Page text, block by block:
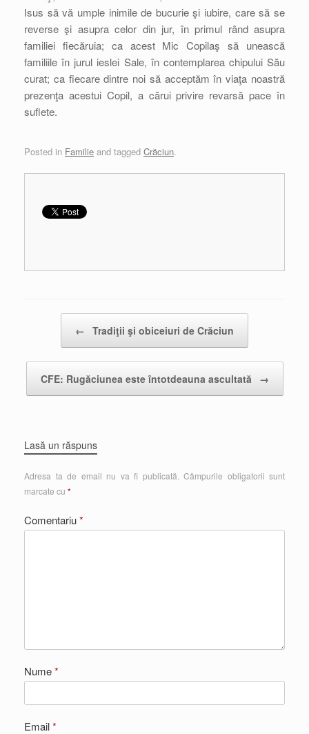
Isus să vă umple inimile de bucurie şi iubire, care să se
reverse şi asupra celor din jur, în primul rând asupra
familiei fiecăruia; ca acest Mic Copilaş să unească
familiile în jurul ieslei Sale, în contemplarea chipului Său
curat; ca fiecare dintre noi să acceptăm în viaţa noastră
prezenţa acestui Copil, a cărui privire revarsă pace în
suflete.
Posted in Familie and tagged Crăciun.
← Tradiţii şi obiceiuri de Crăciun
CFE: Rugăciunea este întotdeauna ascultată →
Lasă un răspuns
Adresa ta de email nu va fi publicată. Câmpurile obligatorii sunt
marcate cu *
Comentariu*
Nume*
Email*